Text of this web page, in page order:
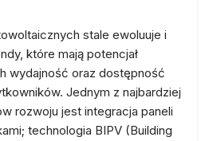
stale ewoluuje i
które mają potencjał
wydajność oraz dostępność
Jednym z najbardziej
rozwoju jest integracja paneli
technologia BIPV (Building